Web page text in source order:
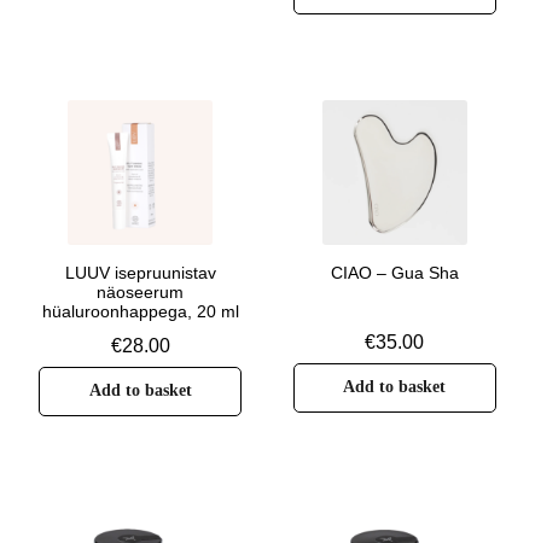
LUUV isepruunistav
näoseerum
hüaluroonhappega, 20 ml
€28.00
Add to basket
CIAO – Gua Sha
€35.00
Add to basket